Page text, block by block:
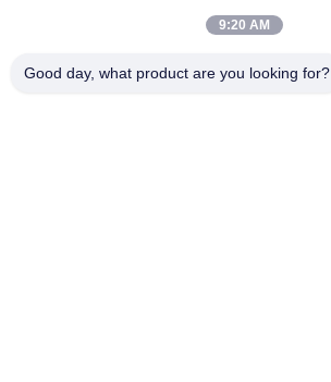
9:20 AM
Good day, what product are you looking for?